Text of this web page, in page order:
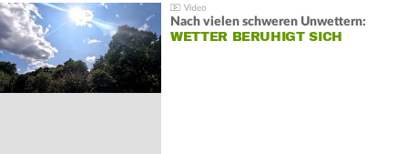
Nach vielen schweren Unwettern:
WETTER BERUHIGT SICH